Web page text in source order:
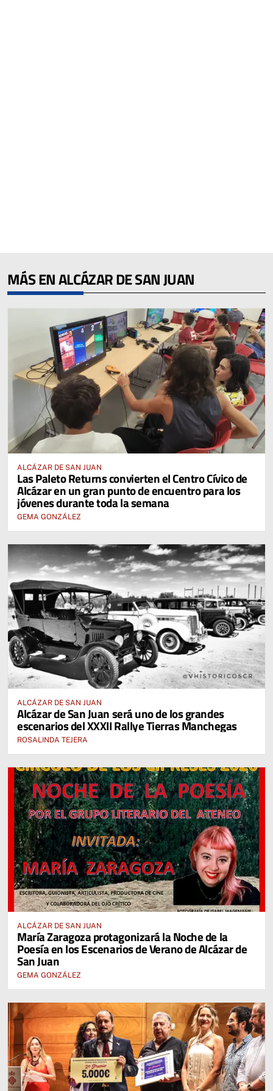
MÁS EN ALCÁZAR DE SAN JUAN
ALCÁZAR DE SAN JUAN
Las Paleto Returns convierten el Centro Cívico de
Alcázar en un gran punto de encuentro para los
jóvenes durante toda la semana
GEMA GONZÁLEZ
ALCÁZAR DE SAN JUAN
Alcázar de San Juan será uno de los grandes
escenarios del XXXII Rallye Tierras Manchegas
ROSALINDA TEJERA
ALCÁZAR DE SAN JUAN
María Zaragoza protagonizará la Noche de la
Poesía en los Escenarios de Verano de Alcázar de
San Juan
GEMA GONZÁLEZ